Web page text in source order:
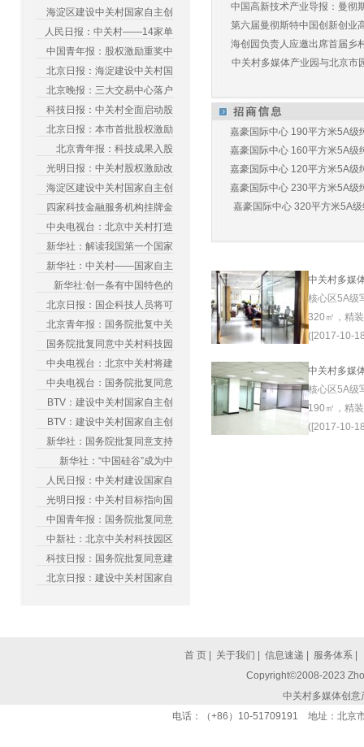
海淀区建设中关村国家自主创
人民日报：中关村——14家单
中国青年报：股权激励重奖中
北京日报：海淀建设中关村国
北京晚报：三大交易中心落户
科技日报：中关村全面启动股
北京日报：本市首批股权激励
北京青年报：科技成果入股
光明日报：中关村股权激励改
海淀区建设中关村国家自主创
四家科技金融服务机构挂牌金
中央电视台：北京中关村打造
新华社：解读我国第一个国家
新华社：中关村——国家自主
新华社:创一条有中国特色的
北京日报：国企科技人员将可
北京青年报：国务院批复中关
国务院批复同意中关村科技园
中央电视台：北京中关村将建
中央电视台：国务院批复同意
BTV：建设中关村国家自主创
BTV：建设中关村国家自主创
新华社：国务院批复同意支持
新华社：“中国硅谷”成为中
人民日报：中关村建设国家自
光明日报：中关村目标指向国
中国青年报：国务院批复同意
中新社：北京中关村科技园区
科技日报：国务院批复同意建
北京日报：建设中关村国家自
中国高新技术产业导报：曼彻
第六届曼彻斯特中国创新创业
海创园负责人应邀出席首届乡
中关村多媒体产业园与北京市
嘉豪国际中心 190平方米5A级
嘉豪国际中心 160平方米5A级
嘉豪国际中心 120平方米5A级
嘉豪国际中心 230平方米5A级
嘉豪国际中心 320平方米5A
中关村多媒
核心区5A级
320㎡，精
([2017-10-
中关村多媒
核心区5A级
190㎡，精
([2017-10-
首 页 关于我们 信息速递 服务体系
Copyright©2008-2023
中关村多媒体创
电话：（+86）10-51709191 地址：北京